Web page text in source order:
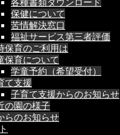
各種書類ダウンロード
保健について
苦情解決窓口
福祉サービス第三者評価
保育のご利用は
保育について
学童予約（希望受付）
て支援
子育て支援からのお知らせ
の園の様子
らのお知らせ